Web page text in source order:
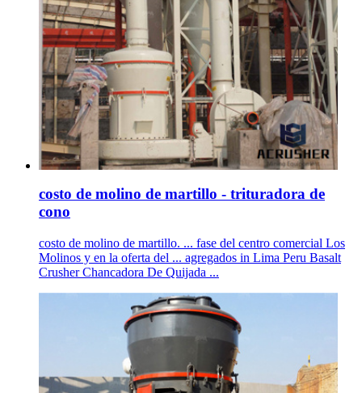
costo de molino de martillo - trituradora de
cono
costo de molino de martillo. ... fase del centro comercial Los
Molinos y en la oferta del ... agregados in Lima Peru Basalt
Crusher Chancadora De Quijada ...